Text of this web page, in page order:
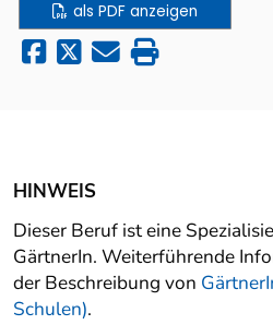
als PDF anzeigen
HINWEIS
Dieser Beruf ist eine
GärtnerIn. Weiterführende
der Beschreibung von
Schulen).